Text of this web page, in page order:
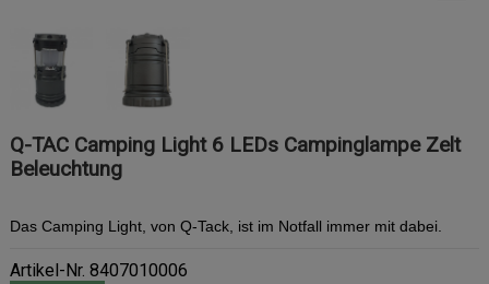
Q-TAC Camping Light 6 LEDs Campinglampe Zelt
Beleuchtung
Das Camping Light, von Q-Tack, ist im Notfall immer mit dabei.
Artikel-Nr. 8407010006